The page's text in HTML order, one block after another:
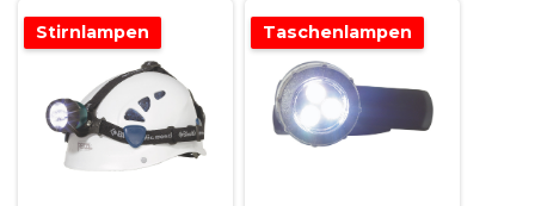
Stirnlampen Taschenlampen